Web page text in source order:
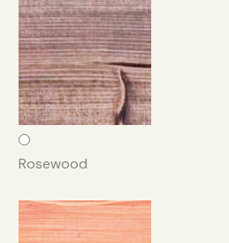
Rosewood